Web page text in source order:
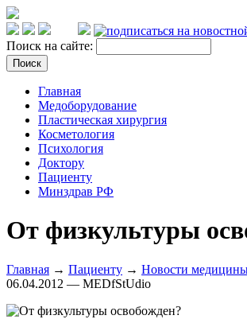
Поиск на сайте:
Главная
Медоборудование
Пластическая хирургия
Косметология
Психология
Доктору
Пациенту
Минздрав РФ
От физкультуры
Главная → Пациенту → Новости
06.04.2012 — MEDfStUdio